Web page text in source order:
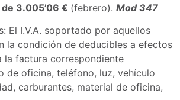
3.005’06 € (febrero). Mod 347
El I.V.A. soportado por aquellos
la condición de deducibles a efectos
la factura correspondiente
de oficina, teléfono, luz, vehículo
carburantes, material de oficina,